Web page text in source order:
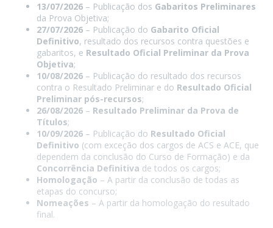
13/07/2026 – Publicação dos Gabaritos Preliminares
da Prova Objetiva;
27/07/2026 – Publicação do Gabarito Oficial
Definitivo, resultado dos recursos contra questões e
gabaritos, e Resultado Oficial Preliminar da Prova
Objetiva;
10/08/2026 – Publicação do resultado dos recursos
contra o Resultado Preliminar e do Resultado Oficial
Preliminar pós-recursos;
26/08/2026 – Resultado Preliminar da Prova de
Títulos;
10/09/2026 – Publicação do Resultado Oficial
Definitivo (com exceção dos cargos de ACS e ACE, que
dependem da conclusão do Curso de Formação) e da
Concorrência Definitiva de todos os cargos;
Homologação – A partir da conclusão de todas as
etapas do concurso;
Nomeações – A partir da homologação do resultado
final.